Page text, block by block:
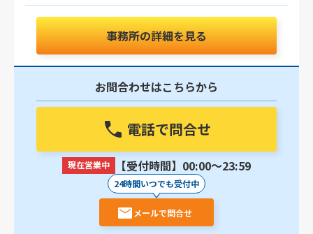
事務所の詳細を見る
お問合わせはこちらから
電話で問合せ
現在営業中 【受付時間】00:00〜23:59
24時間いつでも受付中
メールで問合せ